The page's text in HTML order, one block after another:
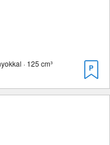
· 125 cm³